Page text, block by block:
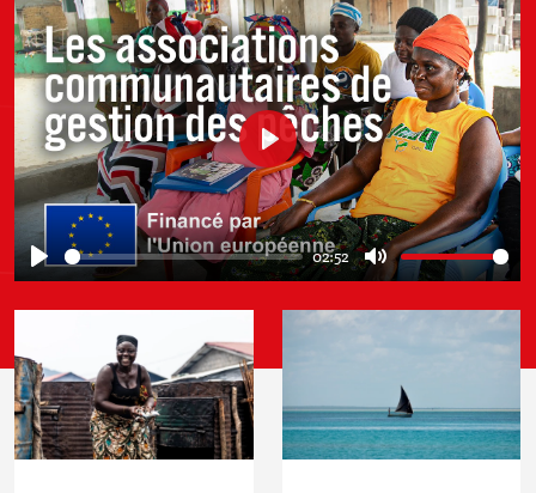
Play
02:52
Mute
Play